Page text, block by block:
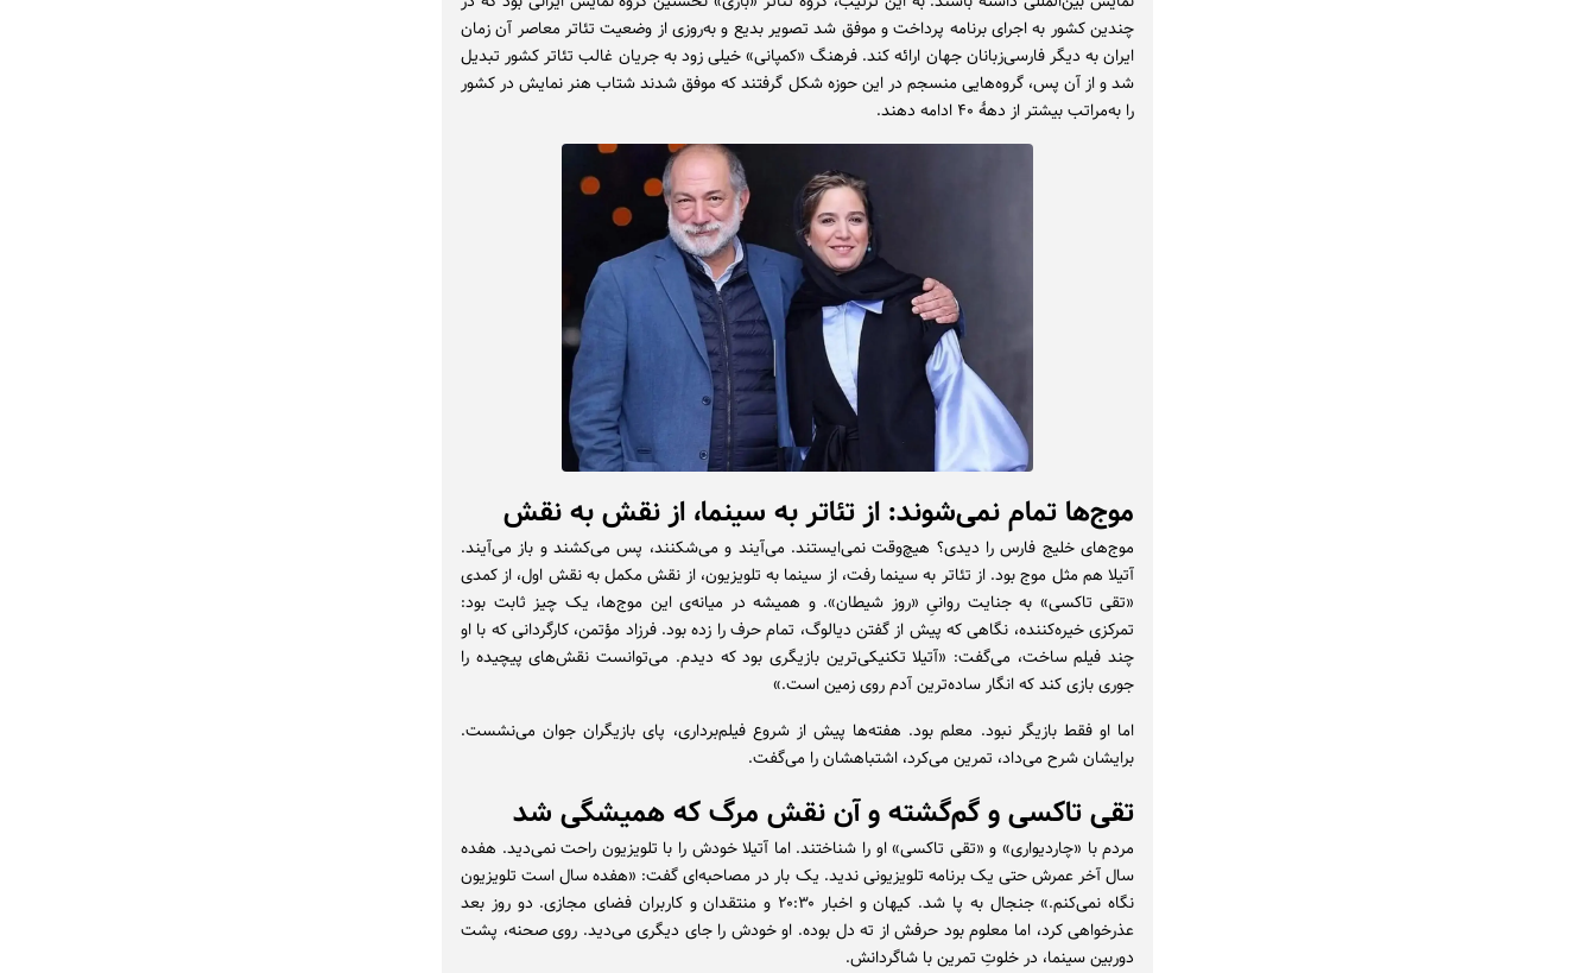
چندین کشور به اجرای برنامه پرداخت و موفق شد تصویر بدیع و به‌روزی از وضعیت تئاتر معاصر آن زمان
ایران به دیگر فارسی‌زبانان جهان ارائه کند. فرهنگ «کمپانی» خیلی زود به جریان غالب تئاتر کشور تبدیل
شد و از آن پس، گروه‌هایی منسجم در این حوزه شکل گرفتند که موفق شدند شتاب هنر نمایش در کشور
را به‌مراتب بیشتر از دههٔ ۴۰ ادامه دهند.
موج‌ها تمام نمی‌شوند: از تئاتر به سینما، از نقش به نقش
موج‌های خلیج فارس را دیدی؟ هیچ‌وقت نمی‌ایستند. می‌آیند و می‌شکنند، پس می‌کشند و باز می‌آیند.
آتیلا هم مثل موج بود. از تئاتر به سینما رفت، از سینما به تلویزیون، از نقش مکمل به نقش اول، از کمدی
«تقی تاکسی» به جنایت روانیِ «روز شیطان». و همیشه در میانه‌ی این موج‌ها، یک چیز ثابت بود:
تمرکزی خیره‌کننده، نگاهی که پیش از گفتن دیالوگ، تمام حرف را زده بود. فرزاد مؤتمن، کارگردانی که با او
چند فیلم ساخت، می‌گفت: «آتیلا تکنیکی‌ترین بازیگری بود که دیدم. می‌توانست نقش‌های پیچیده را
جوری بازی کند که انگار ساده‌ترین آدم روی زمین است.»
اما او فقط بازیگر نبود. معلم بود. هفته‌ها پیش از شروع فیلم‌برداری، پای بازیگران جوان می‌نشست.
برایشان شرح می‌داد، تمرین می‌کرد، اشتباهشان را می‌گفت.
تقی تاکسی و گم‌گشته و آن نقش مرگ که همیشگی شد
مردم با «چاردیواری» و «تقی تاکسی» او را شناختند. اما آتیلا خودش را با تلویزیون راحت نمی‌دید. هفده
سال آخر عمرش حتی یک برنامه تلویزیونی ندید. یک بار در مصاحبه‌ای گفت: «هفده سال است تلویزیون
نگاه نمی‌کنم.» جنجال به پا شد. کیهان و اخبار ۲۰:۳۰ و منتقدان و کاربران فضای مجازی. دو روز بعد
عذرخواهی کرد، اما معلوم بود حرفش از ته دل بوده. او خودش را جای دیگری می‌دید. روی صحنه، پشت
دوربین سینما، در خلوتِ تمرین با شاگردانش.